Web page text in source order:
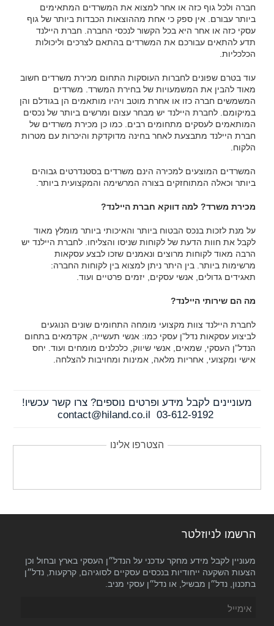
חברה ולכל גוף כזה או אחר למצוא את המשרדים המתאימים
ביותר עבורם. אין ספק כי אחת מההוצאות הכבדות ביותר של גוף
עסקי כזה או אחר היא בכל הקשור לנכסי החברה. חברת היילנד
תדע להתאים עבורכם את המשרדים בהתאם לצרכים וליכולות
הכלכליות.
עוד בטרם שפונים לחברות העוסקות התחום מכירת משרדים חשוב
מאוד להבין את המשמעויות של בחירת המשרד. משרדים
המשמשים חברה כזו או אחרת מוטב ויהיו מותאמים הן בגודלם והן
במיקומם. לחברת היילנד יש מבחר עצום ומרשים ביותר של נכסים
המותאמים לעסקים מתחומים רבים. כמו כן מכירת משרדים של
חברת היילנד מתבצעת לאחר בחינה מדוקדקת והיכרות עם מטרות
הלקוח.
המשרדים המוצעים למכירה הינם משרדים בסטנדרטים גבוהים
ביותר וכאלה המתוחזקים בצורה המרשימה והמקצועית ביותר.
מכירת משרד? למה דווקא חברת היילנד?
על מנת לזכות בנכס הבטוח ביותר והאיכותי ביותר מומלץ מאוד
לקבל את חוות הדעת של לקוחות שניסו והצליחו. לחברת היילנד יש
הרבה מאוד לקוחות מרוצים ונאמנים שזכו לבצע עסקאות
מרשימות ביותר. בין היתר ניתן למצוא בין לקוחות החברה:
תאגידים גדולים, אנשי עסקים, יזמים פרטיים ועוד.
מה הם שירותי היילנד?
לחברת היילנד צוות מקצועי מומחה התחומים שונים הנוגעים
לביצוע עסקאות נדל”ן עסקי כמו: אנשי תעשייה, אקדמאים בתחום
הנדל”ן העסקי, שמאים, אנשי שיווק, כלכלנים מומחים ועוד. יחס
אישי ומקצועי, אחריות מלאה, אמינות ומחויבות להצלחה.
מעוניינים לקבל מידע ופרטים נוספים? צרו קשר עכשיו!
contact@hiland.co.il
03-612-9192
הצטרפו אלינו
הרשמו לניוזלטר
מעוניין לקבל מידע מחקר עדכני על הנדל״ן העסקי בארץ ובחול וכן
הצעות השקעה ייחודיות בנכסים עסקיים לסוגיהם, קרקעות, נדל״ן
בתכנון, נדל״ן מבשיל, או נדל״ן עסקי מניב.